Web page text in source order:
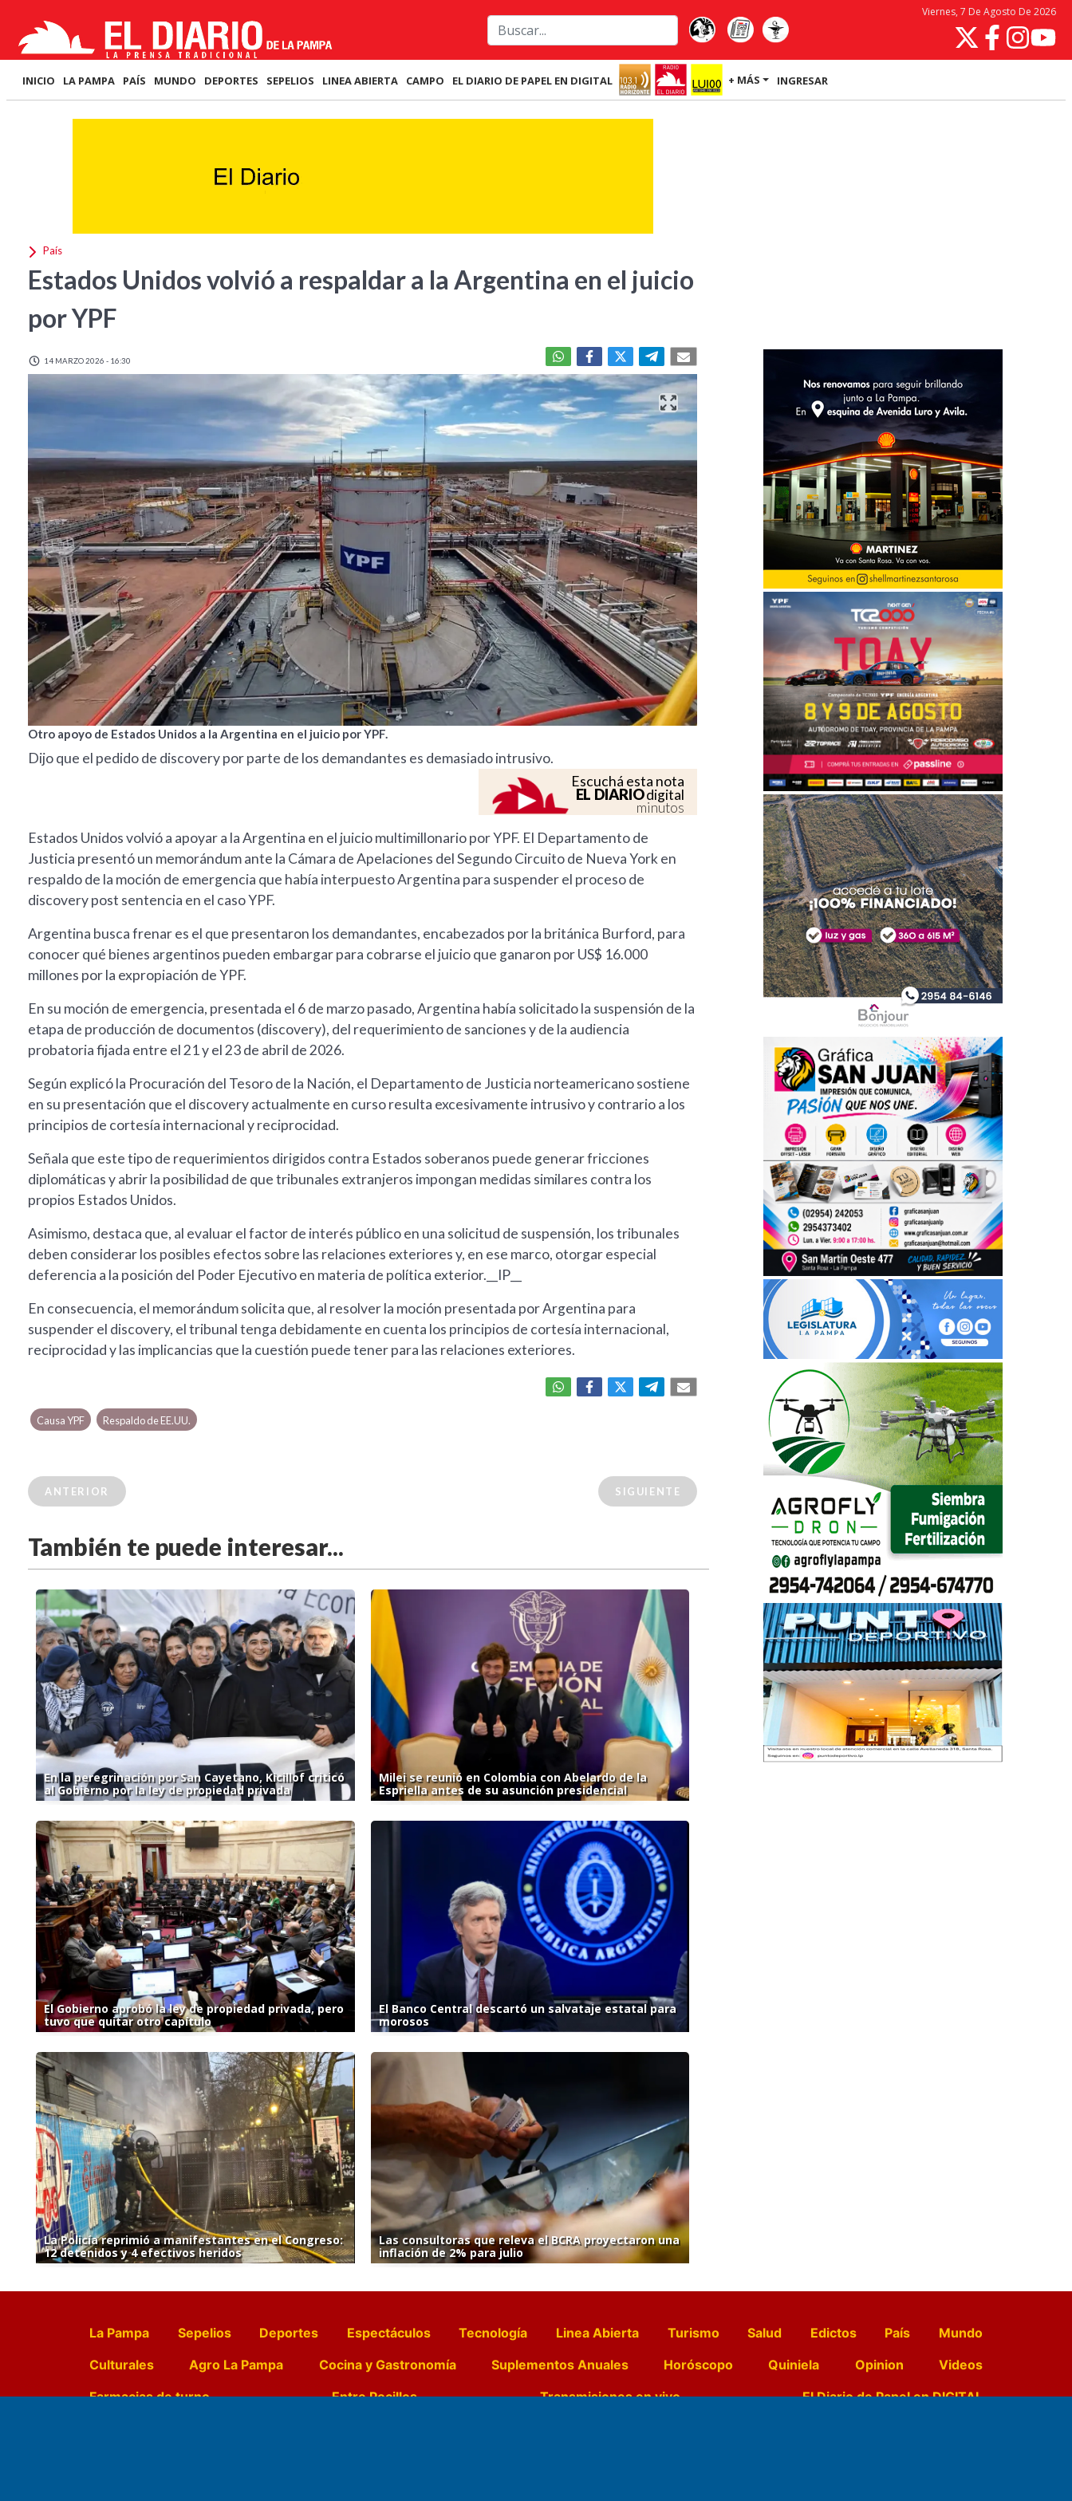
Viernes, 7 De Agosto De 2026
INICIO LA PAMPA PAÍS MUNDO DEPORTES SEPELIOS LINEA ABIERTA CAMPO EL DIARIO DE PAPEL EN DIGITAL + MÁS INGRESAR
País
Estados Unidos volvió a respaldar a la Argentina en el juicio
por YPF
14 MARZO 2026 - 16:30
Otro apoyo de Estados Unidos a la Argentina en el juicio por YPF.
Dijo que el pedido de discovery por parte de los demandantes es demasiado intrusivo.
Escuchá esta nota
EL DIARIOdigital
minutos
Estados Unidos volvió a apoyar a la Argentina en el juicio multimillonario por YPF. El Departamento de
Justicia presentó un memorándum ante la Cámara de Apelaciones del Segundo Circuito de Nueva York en
respaldo de la moción de emergencia que había interpuesto Argentina para suspender el proceso de
discovery post sentencia en el caso YPF.
Argentina busca frenar es el que presentaron los demandantes, encabezados por la británica Burford, para
conocer qué bienes argentinos pueden embargar para cobrarse el juicio que ganaron por US$ 16.000
millones por la expropiación de YPF.
En su moción de emergencia, presentada el 6 de marzo pasado, Argentina había solicitado la suspensión de la
etapa de producción de documentos (discovery), del requerimiento de sanciones y de la audiencia
probatoria fijada entre el 21 y el 23 de abril de 2026.
Según explicó la Procuración del Tesoro de la Nación, el Departamento de Justicia norteamericano sostiene
en su presentación que el discovery actualmente en curso resulta excesivamente intrusivo y contrario a los
principios de cortesía internacional y reciprocidad.
Señala que este tipo de requerimientos dirigidos contra Estados soberanos puede generar fricciones
diplomáticas y abrir la posibilidad de que tribunales extranjeros impongan medidas similares contra los
propios Estados Unidos.
Asimismo, destaca que, al evaluar el factor de interés público en una solicitud de suspensión, los tribunales
deben considerar los posibles efectos sobre las relaciones exteriores y, en ese marco, otorgar especial
deferencia a la posición del Poder Ejecutivo en materia de política exterior.__IP__
En consecuencia, el memorándum solicita que, al resolver la moción presentada por Argentina para
suspender el discovery, el tribunal tenga debidamente en cuenta los principios de cortesía internacional,
reciprocidad y las implicancias que la cuestión puede tener para las relaciones exteriores.
Causa YPF Respaldo de EE.UU.
ANTERIOR SIGUIENTE
También te puede interesar...
En la peregrinación por San Cayetano, Kicillof criticó
al Gobierno por la ley de propiedad privada
Milei se reunió en Colombia con Abelardo de la
Espriella antes de su asunción presidencial
El Gobierno aprobó la ley de propiedad privada, pero
tuvo que quitar otro capítulo
El Banco Central descartó un salvataje estatal para
morosos
La Policía reprimió a manifestantes en el Congreso:
12 detenidos y 4 efectivos heridos
Las consultoras que releva el BCRA proyectaron una
inflación de 2% para julio
La Pampa Sepelios Deportes Espectáculos Tecnología Linea Abierta Turismo Salud Edictos País
Mundo
Culturales
Agro La Pampa Cocina y Gastronomía Suplementos Anuales Horóscopo Quiniela Opinion
Videos
Farmacias de turno
Entre Pocillos Transmisiones en vivo El Diario de Papel en DIGITAL